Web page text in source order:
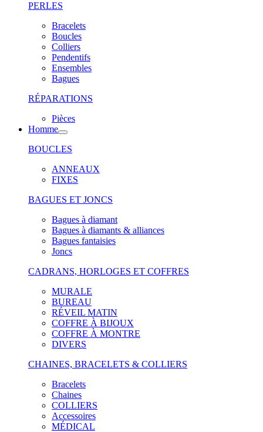
PERLES
Bracelets
Boucles
Colliers
Pendentifs
Ensembles
Bagues
RÉPARATIONS
Pièces
Homme
BOUCLES
ANNEAUX
FIXES
BAGUES ET JONCS
Bagues à diamant
Bagues à diamants & alliances
Bagues fantaisies
Joncs
CADRANS, HORLOGES ET COFFRES
MURALE
BUREAU
RÉVEIL MATIN
COFFRE À BIJOUX
COFFRE À MONTRE
DIVERS
CHAINES, BRACELETS & COLLIERS
Bracelets
Chaines
COLLIERS
Accessoires
MÉDICAL